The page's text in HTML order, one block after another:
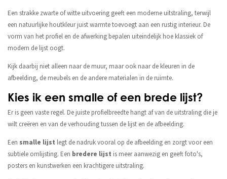
Een strakke zwarte of witte uitvoering geeft een moderne uitstraling, terwijl
een natuurlijke houtkleur juist warmte toevoegt aan een rustig interieur. De
vorm van het profiel en de afwerking bepalen uiteindelijk hoe klassiek of
modern de lijst oogt.
Kijk daarbij niet alleen naar de muur, maar ook naar de kleuren in de
afbeelding, de meubels en de andere materialen in de ruimte.
Kies ik een smalle of een brede lijst?
Er is geen vaste regel. De juiste profielbreedte hangt af van de uitstraling die je
wilt creëren en van de verhouding tussen de lijst en de afbeelding.
Een smalle lijst legt de nadruk vooral op de afbeelding en zorgt voor een
subtiele omlijsting. Een bredere lijst is meer aanwezig en geeft foto's,
posters en kunstwerken een krachtigere uitstraling.